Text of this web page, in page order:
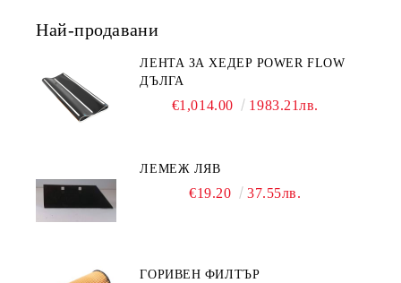
Най-продавани
ЛЕНТА ЗА ХЕДЕР POWER FLOW
ДЪЛГА
€1,014.00 1983.21лв.
ЛЕМЕЖ ЛЯВ
€19.20 37.55лв.
ГОРИВЕН ФИЛТЪР